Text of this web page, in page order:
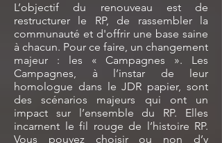
L’objectif du renouveau est de
restructurer le RP, de rassembler la
communauté et d'offrir une base saine
à chacun. Pour ce faire, un changement
majeur : les « Campagnes ». Les
Campagnes, à l’instar de leur
homologue dans le JDR papier, sont
des scénarios majeurs qui ont un
impact sur l’ensemble du RP. Elles
incarnent le fil rouge de l’histoire RP.
Vous pouvez choisir ou non d’y